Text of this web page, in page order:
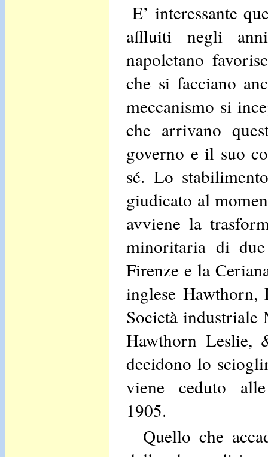
E’ interessante
affluiti negli
napoletano
che si facciano
meccanismo si
che arrivano
governo e il suo
sé. Lo
giudicato al
avviene la
minoritaria di
Firenze e la
inglese
Società industriale
Hawthorn
decidono lo
viene ceduto
1905.
Quello che